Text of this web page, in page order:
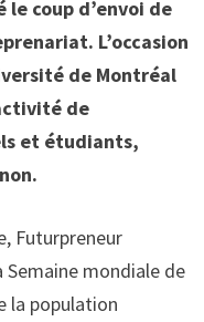
le coup d’envoi de
L’occasion
de Montréal
de
et étudiants,
Futurpreneur
mondiale de
la population